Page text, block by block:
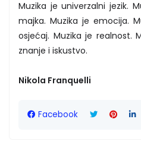
Muzika je univerzalni jezik.
majka. Muzika je emocija.
osjećaj. Muzika je realnost.
znanje i iskustvo.
Nikola Franquelli
Facebook